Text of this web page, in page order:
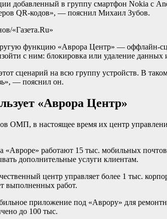
добавленный в группу смартфон Nokia с
QR-кодов», — пояснил Михаил Зубов.
«Газета.Ru»
функцию «Аврора Центр» — оффлайн-
с ним: блокировка или удаление данных
сценарий на всю группу устройств. В
— пояснил он.
«Аврора Центр»
ОМП, в настоящее время их центр
работают 15 тыс. мобильных
дополнительные услуги клиентам.
центр управляет более 1 тыс.
выполненных работ.
приложение под «Аврору» для
до 100 тыс.